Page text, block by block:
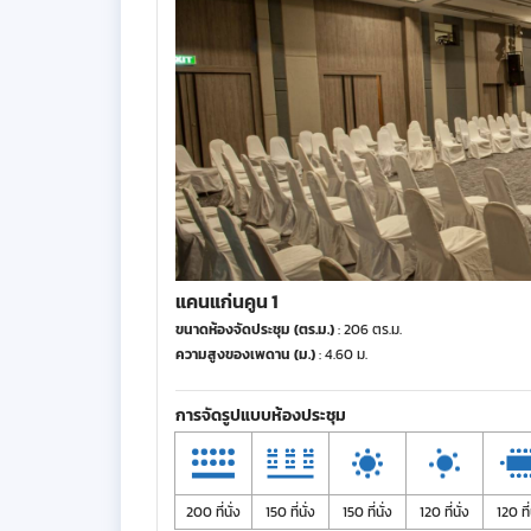
แคนแก่นคูน 1
ขนาดห้องจัดประชุม (ตร.ม.): 206 ตร.ม.
ความสูงของเพดาน (ม.): 4.60 ม.
การจัดรูปแบบห้องประชุม
200 ที่นั่ง 150 ที่นั่ง 150 ที่นั่ง 120 ที่นั่ง 120